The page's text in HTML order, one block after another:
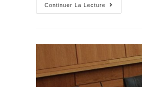
Continuer La Lecture